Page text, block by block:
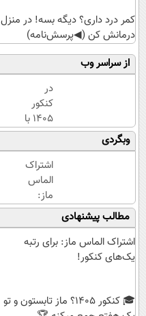
کمر درد داری؟ دیگه بسه! در منزل
درمانش کن (◀پرسش‌نامه)
از سراسر وب
در
کنکور
1405 با
ماز
دانشگاه
تهران
قبول
شو 😎
وبگردی
اشتراک
الماس
ماز:
برای
رتبه
یک‌های
مطالب پیشنهادی
اشتراک الماس ماز: برای رتبه
یک‌های کنکور!
🎓 کنکور ۱۴۰5؟ ماز تابستون و تو